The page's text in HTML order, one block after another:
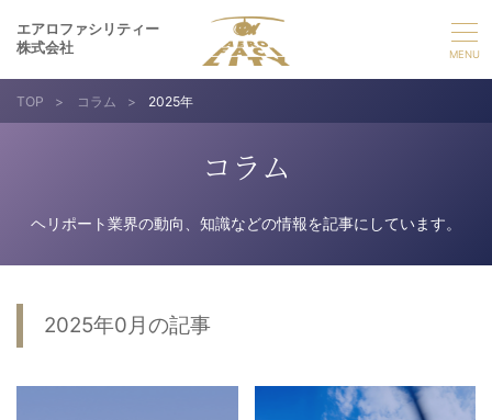
エアロファシリティー
株式会社
選ばれる理由
TOP > コラム > 2025年
コラム
ヘリポート業界の動向、知識などの情報を記事にしています。
2025年0月の記事